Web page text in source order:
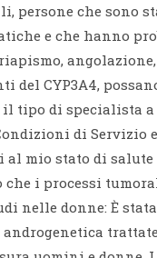
persone che sono
e che hanno
CYP3A4,
il tipo di
di Servizio
mio stato di
i processi
nelle donne: È